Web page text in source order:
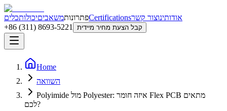
פתרונותמשאביםיכולותכלים Certifications אודותינוצור קשר
+86 (311) 8693-5221
קבל הצעת מחיר מיידית
Home
השוואה
Polyimide מול Polyester: איזה חומר Flex PCB מתאים
לכם?